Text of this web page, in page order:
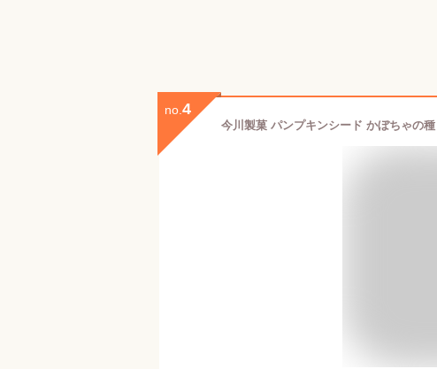
no. 4
今川製菓 パンプキンシード かぼちゃの